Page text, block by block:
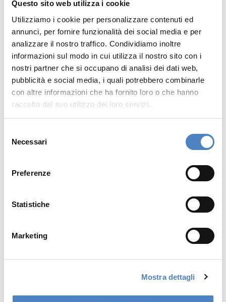
Questo sito web utilizza i cookie
Utilizziamo i cookie per personalizzare contenuti ed
annunci, per fornire funzionalità dei social media e per
analizzare il nostro traffico. Condividiamo inoltre
informazioni sul modo in cui utilizza il nostro sito con i
nostri partner che si occupano di analisi dei dati web,
pubblicità e social media, i quali potrebbero combinarle
con altre informazioni che ha fornito loro o che hanno
raccolto dal suo utilizzo dei loro servizi.
delNecessari
Preferenze
Statistiche
Marketing
Mostra dettagli
persona che utilizza un prodotto. Da questo
punto di vistaun’App Homeè una possibilità
eccezionale per superare questi limiti e
avvicinarci a tutti i nostri utilizzator
i. L’altro
grande vantaggio infine è rappresentato dal
fatto che il consumatore acquisisce nuove
funzionalità della macchina stessa e riesce a
migliorare le prestazioni della propria
remoto.